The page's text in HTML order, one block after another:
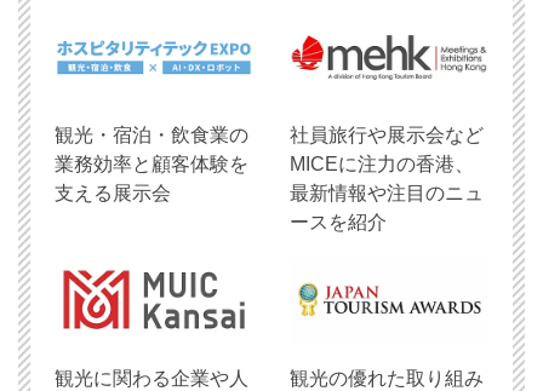
観光・宿泊・飲食業の
業務効率と顧客体験を
支える展示会
社員旅行や展示会など
MICEに注力の香港、
最新情報や注目のニュ
ースを紹介
観光に関わる企業や人
観光の優れた取り組み